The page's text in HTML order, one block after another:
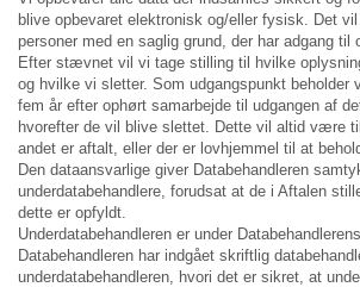
blive opbevaret elektronisk og/eller fysisk. Det
personer med en saglig grund, der har adgang til
Efter stævnet vil vi tage stilling til hvilke
og hvilke vi sletter. Som udgangspunkt beholder
fem år efter ophørt samarbejde til udgangen af
hvorefter de vil blive slettet. Dette vil altid være
andet er aftalt, eller der er lovhjemmel til at
Den dataansvarlige giver Databehandleren
underdatabehandlere, forudsat at de i Aftalen
dette er opfyldt.
Underdatabehandleren er under
Databehandleren har indgået skriftlig
underdatabehandleren, hvori det er sikret, at